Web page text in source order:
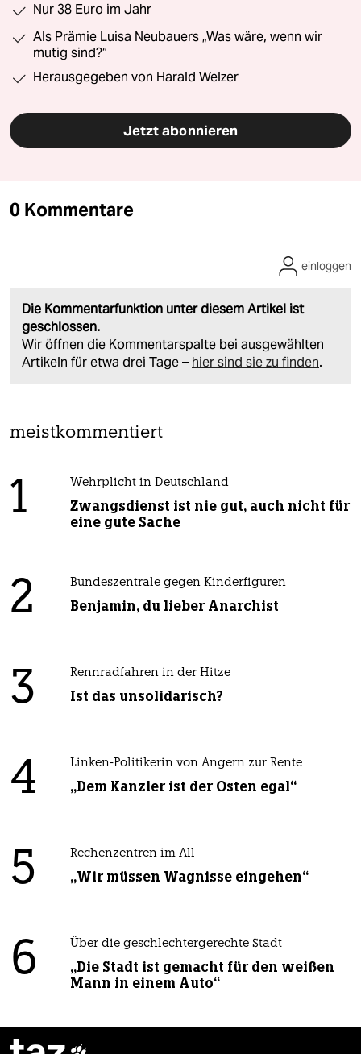
Nur 38 Euro im Jahr
Als Prämie Luisa Neubauers „Was wäre, wenn wir
mutig sind?“
Herausgegeben von Harald Welzer
Jetzt abonnieren
0 Kommentare
Die Kommentarfunktion unter diesem Artikel ist
geschlossen.
Wir öffnen die Kommentarspalte bei ausgewählten
Artikeln für etwa drei Tage – hier sind sie zu finden.
einloggen
meistkommentiert
1 Wehrplicht in Deutschland
Zwangsdienst ist nie gut, auch nicht für
eine gute Sache
2 Bundeszentrale gegen Kinderfiguren
Benjamin, du lieber Anarchist
3 Rennradfahren in der Hitze
Ist das unsolidarisch?
4 Linken-Politikerin von Angern zur Rente
„Dem Kanzler ist der Osten egal“
5 Rechenzentren im All
„Wir müssen Wagnisse eingehen“
6 Über die geschlechtergerechte Stadt
„Die Stadt ist gemacht für den weißen
Mann in einem Auto“